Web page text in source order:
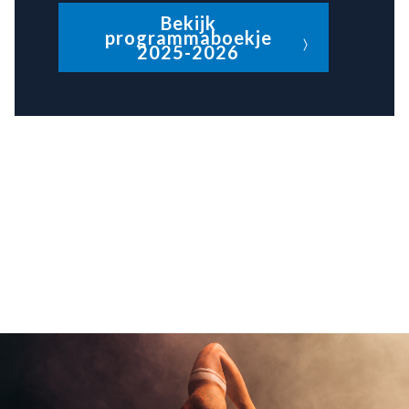
Bekijk
programmaboekje
2025-2026